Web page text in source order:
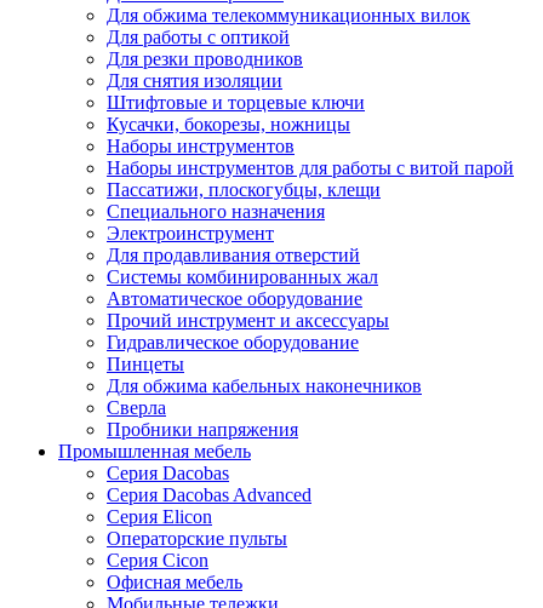
Для обжима телекоммуникационных вилок
Для работы с оптикой
Для резки проводников
Для снятия изоляции
Штифтовые и торцевые ключи
Кусачки, бокорезы, ножницы
Наборы инструментов
Наборы инструментов для работы с витой парой
Пассатижи, плоскогубцы, клещи
Специального назначения
Электроинструмент
Для продавливания отверстий
Системы комбинированных жал
Автоматическое оборудование
Прочий инструмент и аксессуары
Гидравлическое оборудование
Пинцеты
Для обжима кабельных наконечников
Сверла
Пробники напряжения
Промышленная мебель
Серия Dacobas
Серия Dacobas Advanced
Серия Elicon
Операторские пульты
Серия Cicon
Офисная мебель
Мобильные тележки